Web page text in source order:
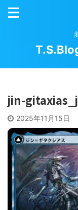
jin-
2025年11月15日